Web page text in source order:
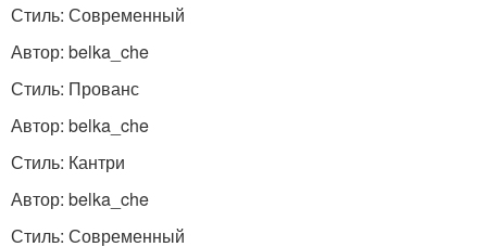
Стиль: Современный
Автор: belka_che
Стиль: Прованс
Автор: belka_che
Стиль: Кантри
Автор: belka_che
Стиль: Современный